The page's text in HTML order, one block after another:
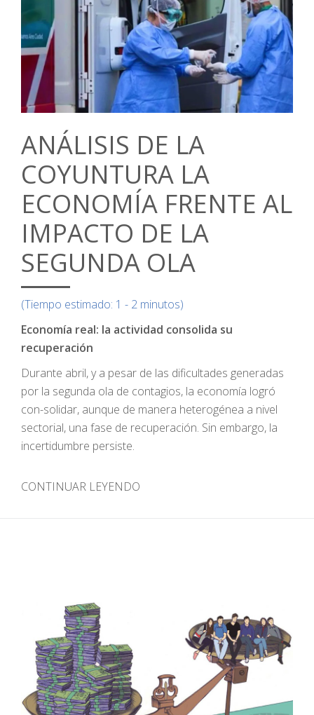
ANÁLISIS DE LA
COYUNTURA LA
ECONOMÍA FRENTE AL
IMPACTO DE LA
SEGUNDA OLA
(Tiempo estimado: 1 - 2 minutos)
Economía real: la actividad consolida su
recuperación
Durante abril, y a pesar de las dificultades generadas
por la segunda ola de contagios, la economía logró
con-solidar, aunque de manera heterogénea a nivel
sectorial, una fase de recuperación. Sin embargo, la
incertidumbre persiste.
CONTINUAR LEYENDO